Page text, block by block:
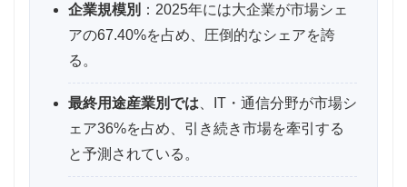
企業規模別 ：2025年には大企業が市場シェ
アの67.40%を占め、圧倒的なシェアを誇
る。
最終用途産業別では 、IT・通信分野が市場シ
ェア36%を占め、引き続き市場を牽引する
と予測されている。